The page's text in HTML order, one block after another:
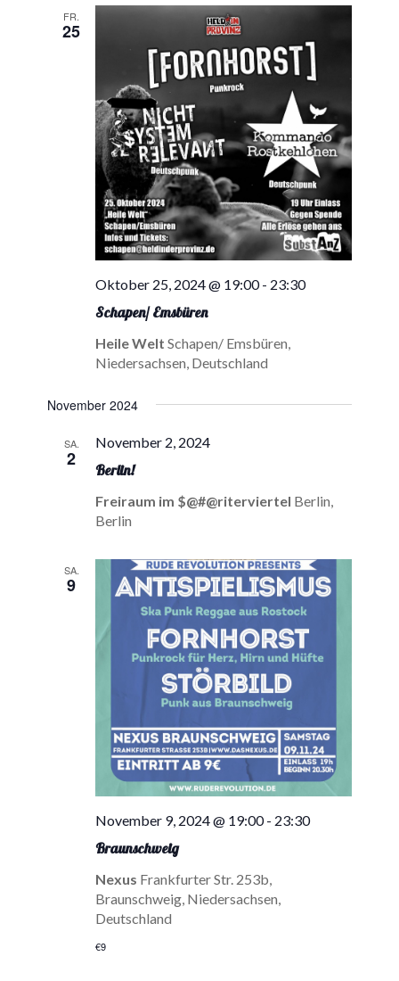
FR.
25
Schapen/ Emsbüren
Oktober 25, 2024 @ 19:00- 23:30
Heile WeltSchapen/ Emsbüren,
Niedersachsen, Deutschland
November 2024
SA.
2 Berlin!
November 2, 2024
Freiraum im $@#@riterviertel Berlin,
Berlin
SA.
9
Braunschweig
November 9, 2024 @ 19:00- 23:30
Nexus Frankfurter Str. 253b,
Braunschweig, Niedersachsen,
Deutschland
€9